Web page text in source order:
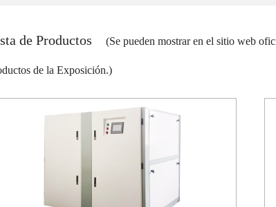
de Productos (Se pueden mostrar en el sitio web
de la Exposición.)